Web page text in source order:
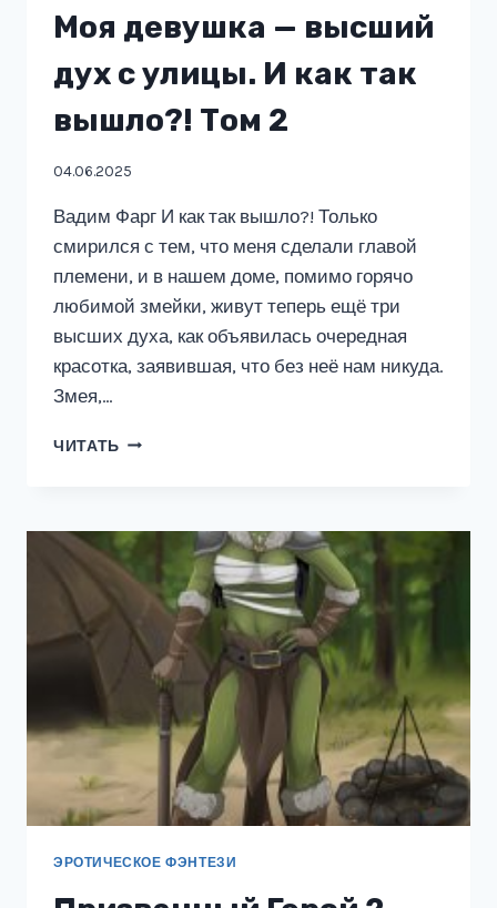
Моя девушка — высший
дух с улицы. И как так
вышло?! Том 2
04.06.2025
Вадим Фарг И как так вышло?! Только
смирился с тем, что меня сделали главой
племени, и в нашем доме, помимо горячо
любимой змейки, живут теперь ещё три
высших духа, как объявилась очередная
красотка, заявившая, что без неё нам никуда.
Змея,…
ЧИТАТЬ МОЯ
ДУХ
УЛИЦЫ.
КАК
ТАК
ВЫШЛО?!
ЭРОТИЧЕСКОЕ ФЭНТЕЗИ